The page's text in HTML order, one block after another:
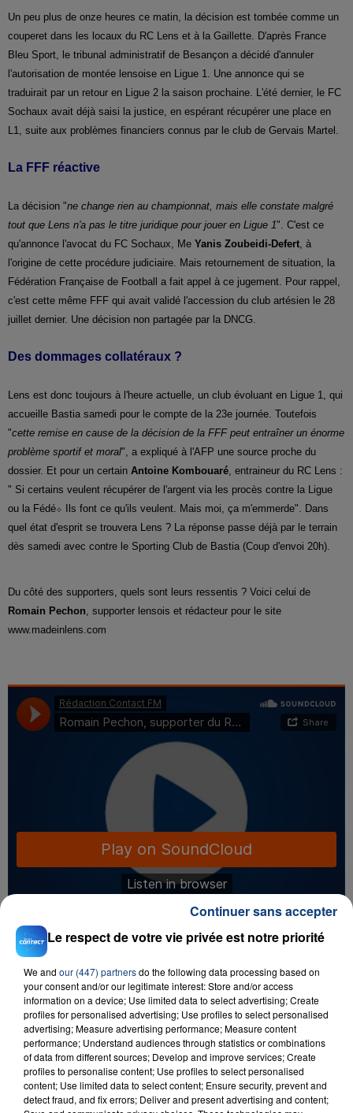
Un peu plus de onze heures ce matin, la décision est tombée comme un
couperet dans les locaux du RC Lens et à la Gaillette. D'après France
Bleu Sport, le tribunal administratif de Besançon a décidé d'annuler
l'autorisation de montée lensoise en Ligue 1. Une annonce qui se
traduirait par un retour en Ligue 2 la saison prochaine. L'été dernier, le FC
Sochaux avait déjà saisi la justice, en espérant récupérer une place en
L1, suite aux problèmes financiers connus par le club de Gervais Martel.
La FFF réactive
La décision "ne change rien au championnat, mais elle constate malgré
tout que Lens n'a pas le titre juridique pour jouer en Ligue 1". C'est ce
qu'annonce l'avocat du FC Sochaux, Me Yanis Zoubeidi-Defert , à
l'origine de cette procédure judiciaire. Mais retournement de situation, la
Fédération Française de Football a fait appel à ce jugement. Pour rappel,
c'est cette même FFF qui avait validé l'accession du club artésien le 28
juillet dernier. Une décision non partagée par la DNCG.
Des dommages collatéraux ?
Lens est donc toujours à l'heure actuelle, un club évoluant en Ligue 1, qui
accueille Bastia samedi pour le compte de la 23e journée. Toutefois
"cette remise en cause de la décision de la FFF peut entraîner un énorme
problème sportif et moral", a expliqué à l'AFP une source proche du
dossier. Et pour un certain Antoine Kombouaré , entraineur du RC Lens :
" Si certains veulent récupérer de l'argent via les procès contre la Ligue
ou la Fédé⬦ Ils font ce qu'ils veulent. Mais moi, ça m'emmerde". Dans
quel état d'esprit se trouvera Lens ? La réponse passe déjà par le terrain
dès samedi avec contre le Sporting Club de Bastia (Coup d'envoi 20h).
Du côté des supporters, quels sont leurs ressentis ? Voici celui de
Romain Pechon , supporter lensois et rédacteur pour le site
www.madeinlens.com
Benoît BILLOT
Le respect de votre vie privée est notre priorité
We and our (447) partnersdo the following data processing based on
your consent and/or our legitimate interest: Store and/or access
information on a device; Use limited data to select advertising; Create
profiles for personalised advertising; Use profiles to select personalised
advertising; Measure advertising performance; Measure content
performance; Understand audiences through statistics or combinations
of data from different sources; Develop and improve services; Create
profiles to personalise content; Use profiles to select personalised
content; Use limited data to select content; Ensure security, prevent and
detect fraud, and fix errors; Deliver and present advertising and content;
Continuer sans accepter